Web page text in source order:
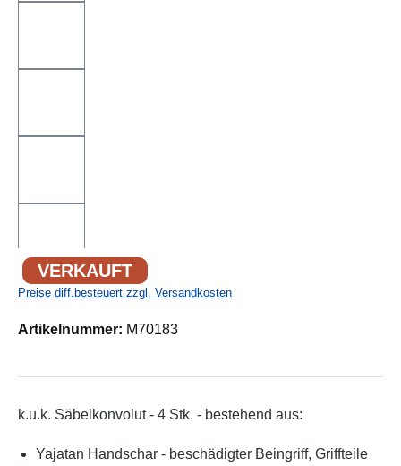
VERKAUFT
Preise diff.besteuert zzgl. Versandkosten
Artikelnummer: M70183
k.u.k. Säbelkonvolut - 4 Stk. - bestehend aus:
Yajatan Handschar - beschädigter Beingriff, Griffteile